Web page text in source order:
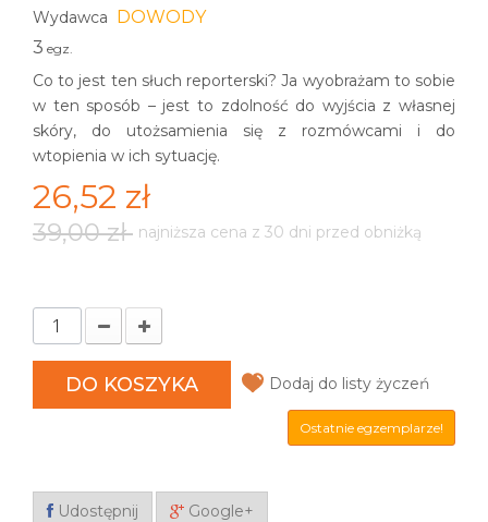
Wydawca DOWODY
3 egz.
Co to jest ten słuch reporterski? Ja wyobrażam to sobie
w ten sposób – jest to zdolność do wyjścia z własnej
skóry, do utożsamienia się z rozmówcami i do
wtopienia w ich sytuację.
26,52 zł
39,00 zł najniższa cena z 30 dni przed obniżką
DO KOSZYKA Dodaj do listy życzeń
Ostatnie egzemplarze!
Udostępnij Google+